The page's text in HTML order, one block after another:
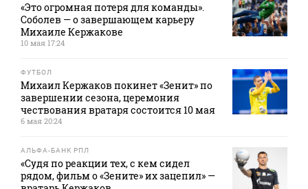
«Это огромная потеря для команды».
Соболев — о завершающем карьеру
Михаиле Кержакове
10 мая 17:24
ФУТБОЛ
Михаил Кержаков покинет «Зенит» по
завершении сезона, церемония
чествования вратаря состоится 10 мая
6 мая 20:24
АЛЬФА-БАНК РПЛ
«Судя по реакции тех, с кем сидел
рядом, фильм о «Зените» их зацепил» —